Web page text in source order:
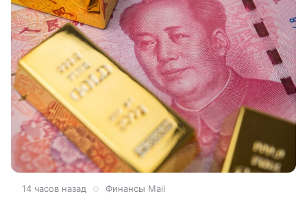
15 часов назад Финансы Mail